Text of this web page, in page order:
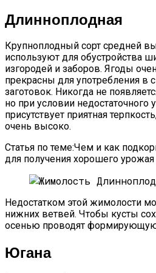
Длинноплодная
Крупноплодный сорт средней
используют для обустройства
изгородей и заборов. Ягоды
прекрасны для употребления в
заготовок. Никогда не
но при условии недостаточного
присутствует приятная
очень высоко.
Статья по теме:Чем и как
для получения хорошего урожая
Недостатком этой жимолости
нижних ветвей. Чтобы кусты
осенью проводят
Югана